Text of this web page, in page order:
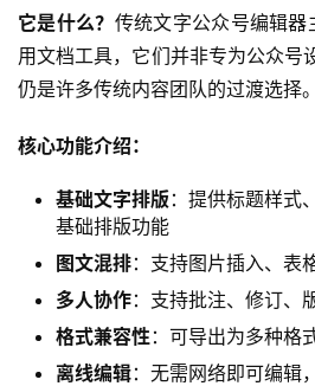
它是什么？ 传统文字公众号编辑
用文档工具，它们并非专为公众号
仍是许多传统内容团队的过渡选择。
核心功能介绍：
基础文字排版：提供标题样式
基础排版功能
图文混排：支持图片插入、表
多人协作：支持批注、修订、
格式兼容性 ：可导出为多种格
离线编辑：无需网络即可编辑